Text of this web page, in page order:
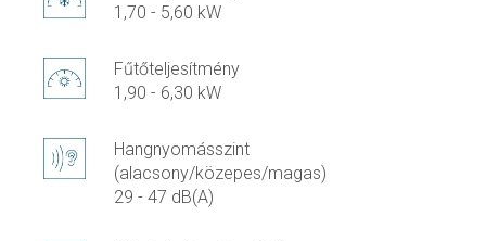
1,70 - 5,60 kW
Fűtőteljesítmény
1,90 - 6,30 kW
Hangnyomásszint
(alacsony/közepes/magas)
29 - 47 dB(A)